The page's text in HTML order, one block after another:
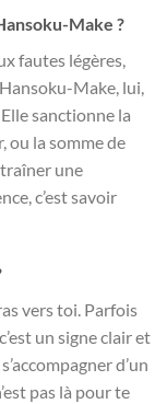
Make ?
fautes légères,
Make, lui,
sanctionne la
ou la somme de
une
c’est savoir
vers toi. Parfois
un signe clair et
d’un
pas là pour te